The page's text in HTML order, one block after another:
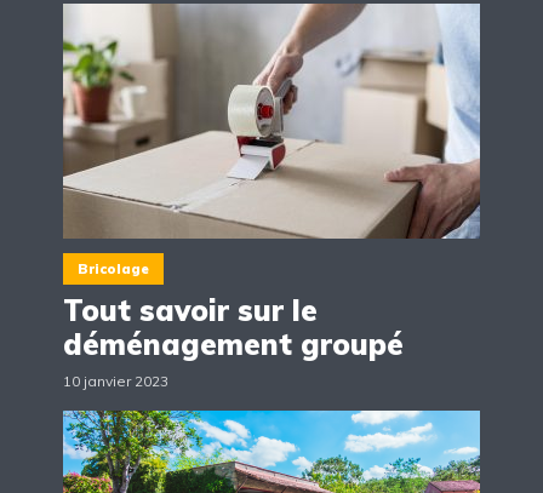
Bricolage
Tout savoir sur le
déménagement groupé
10 janvier 2023